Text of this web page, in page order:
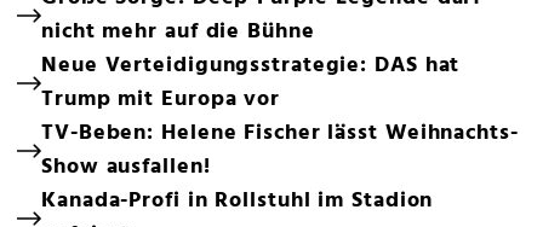
nicht mehr auf die Bühne
Neue Verteidigungsstrategie: DAS hat
Trump mit Europa vor
TV-Beben: Helene Fischer lässt Weihnachts-
Show ausfallen!
Kanada-Profi in Rollstuhl im Stadion